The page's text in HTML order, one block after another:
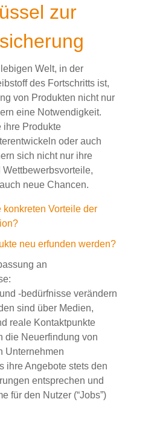
zur
Welt, in der
des Fortschritts ist,
von Produkten nicht nur
eine Notwendigkeit.
ihre Produkte
oder auch
sich nicht nur ihre
Wettbewerbsvorteile,
neue Chancen.
Vorteile der
neu erfunden werden?
an
-bedürfnisse verändern
sind über Medien,
reale Kontaktpunkte
die Neuerfindung von
Unternehmen
ihre Angebote stets den
entsprechen und
für den Nutzer (“Jobs”)